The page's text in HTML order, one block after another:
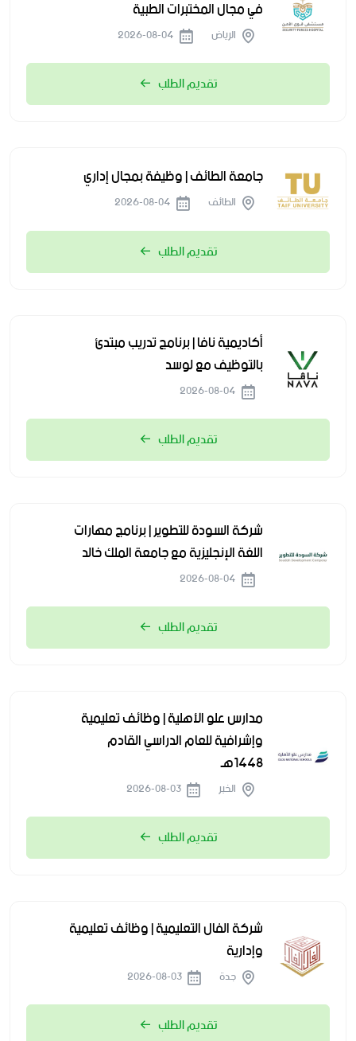
في مجال المختبرات الطبية
الرياض
تقديم الطلب
جامعة الطائف | وظيفة بمجال إداري
الطائف
تقديم الطلب
أكاديمية نافا | برنامج تدريب مبتدئ
بالتوظيف مع لوسد
تقديم الطلب
شركة السودة للتطوير | برنامج مهارات
اللغة الإنجليزية مع جامعة الملك خالد
تقديم الطلب
مدارس علو الأهلية | وظائف تعليمية
وإشرافية للعام الدراسي القادم
1448هـ
الخبر
تقديم الطلب
شركة الفال التعليمية | وظائف تعليمية
وإدارية
جدة
تقديم الطلب